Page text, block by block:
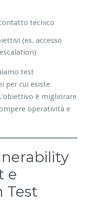
tecnico
(es. accesso
test
per cui esiste
è migliorare
operatività e
e
Test